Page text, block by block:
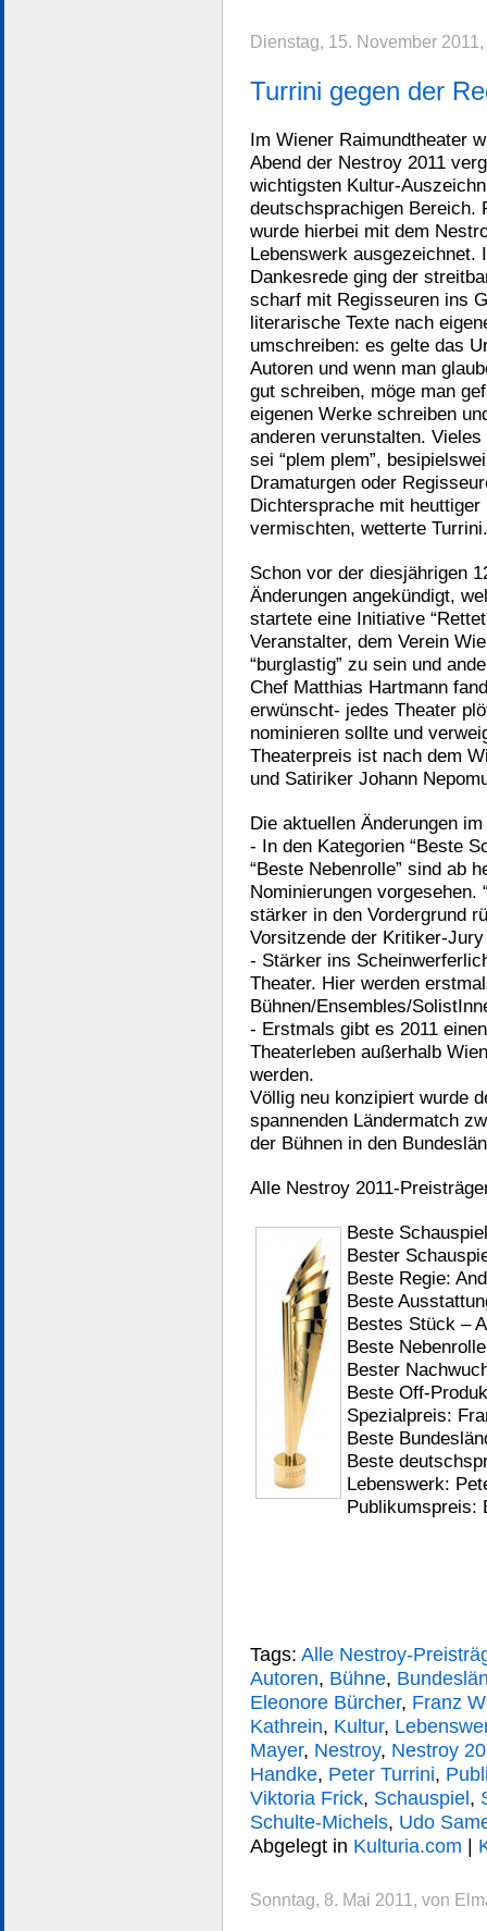
Dienstag, 15. November
Turrini gegen der
Im Wiener Raimundtheater
Abend der Nestroy 2011
wichtigsten Kultur-
deutschsprachigen Bereich.
wurde hierbei mit dem
Lebenswerk ausgezeichnet.
Dankesrede ging der
scharf mit Regisseuren ins
literarische Texte nach
umschreiben: es gelte das
Autoren und wenn man
gut schreiben, möge man
eigenen Werke schreiben
anderen verunstalten.
sei “plem plem”,
Dramaturgen oder
Dichtersprache mit heuttiger
vermischten, wetterte Turrini.
Schon vor der diesjährigen
Änderungen angekündigt,
startete eine Initiative
Veranstalter, dem Verein
“burglastig” zu sein und
Chef Matthias Hartmann
erwünscht- jedes Theater
nominieren sollte und
Theaterpreis ist nach dem
und Satiriker Johann
Die aktuellen Änderungen
- In den Kategorien “Beste
“Beste Nebenrolle” sind ab
Nominierungen vorgesehen.
stärker in den Vordergrund
Vorsitzende der Kritiker-
- Stärker ins
Theater. Hier werden
Bühnen/Ensembles/
- Erstmals gibt es 2011
Theaterleben außerhalb
werden.
Völlig neu konzipiert wurde
spannenden Ländermatch
der Bühnen in den
Alle Nestroy 2011-
Beste
Bester
Beste Regie:
Beste
Bestes Stück –
Beste
Bester
Beste Off-
Spezialpreis:
Beste
Beste
Lebenswerk:
Publikumspreis:
Tags: Alle Nestroy-
Autoren, Bühne,
Eleonore Bürcher, Franz
Kathrein, Kultur,
Mayer, Nestroy, Nestroy
Handke, Peter Turrini,
Viktoria Frick, Schauspiel,
Schulte-Michels, Udo
Abgelegt in Kulturia.com |
Sonntag, 8. Mai 2011, von